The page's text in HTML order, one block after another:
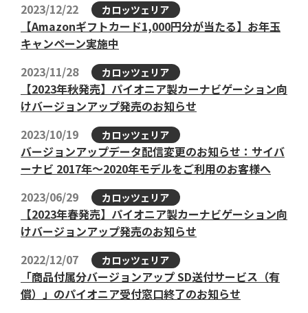
2023/12/22
カロッツェリア
【Amazonギフトカード1,000円分が当たる】お年玉
キャンペーン実施中
2023/11/28
カロッツェリア
【2023年秋発売】パイオニア製カーナビゲーション向
けバージョンアップ発売のお知らせ
2023/10/19
カロッツェリア
バージョンアップデータ配信変更のお知らせ：サイバ
ーナビ 2017年～2020年モデルをご利用のお客様へ
2023/06/29
カロッツェリア
【2023年春発売】パイオニア製カーナビゲーション向
けバージョンアップ発売のお知らせ
2022/12/07
カロッツェリア
「商品付属分バージョンアップ SD送付サービス（有
償）」のパイオニア受付窓口終了のお知らせ